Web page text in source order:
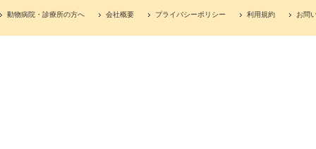
動物病院・診療所の方へ 会社概要 プライバシーポリシー 利用規約 お問